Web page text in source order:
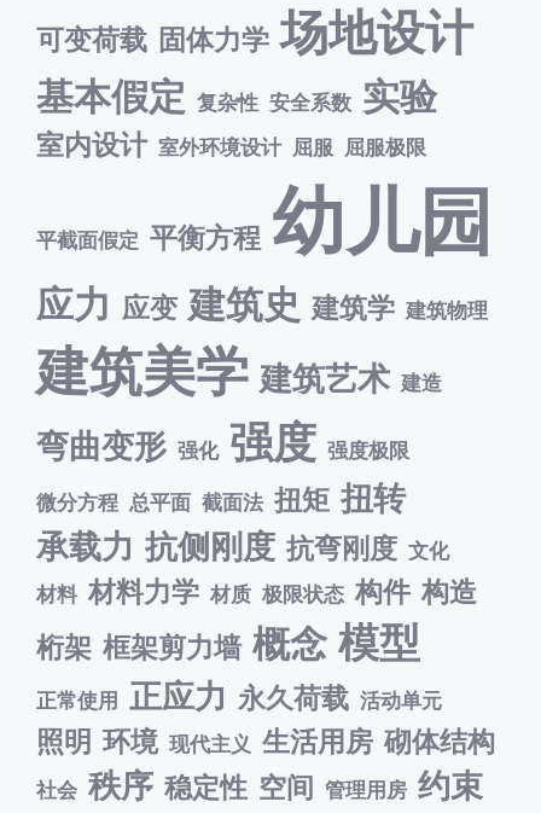
可变荷载 固体力学 场地设计
基本假定 复杂性 安全系数 实验
室内设计 室外环境设计 屈服 屈服极限
平截面假定 平衡方程 幼儿园
应力 应变 建筑史 建筑学 建筑物理
建筑美学 建筑艺术 建造
弯曲变形 强化 强度 强度极限
微分方程 总平面 截面法 扭矩 扭转
承载力 抗侧刚度 抗弯刚度 文化
材料 材料力学 材质 极限状态 构件 构造
桁架 框架剪力墙 概念 模型
正常使用 正应力 永久荷载 活动单元
照明 环境 现代主义 生活用房 砌体结构
社会 秩序 稳定性 空间 管理用房 约束